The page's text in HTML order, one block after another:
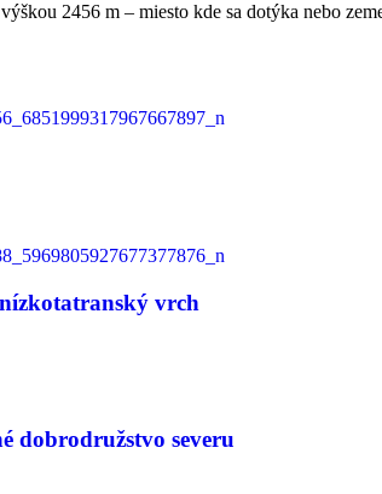
2456 m – miesto kde sa dotýka nebo
vrch
dobrodružstvo severu